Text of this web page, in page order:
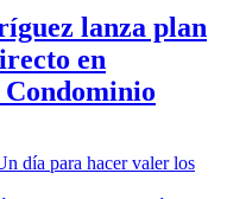
lanza plan
en
Condominio
día para hacer valer los